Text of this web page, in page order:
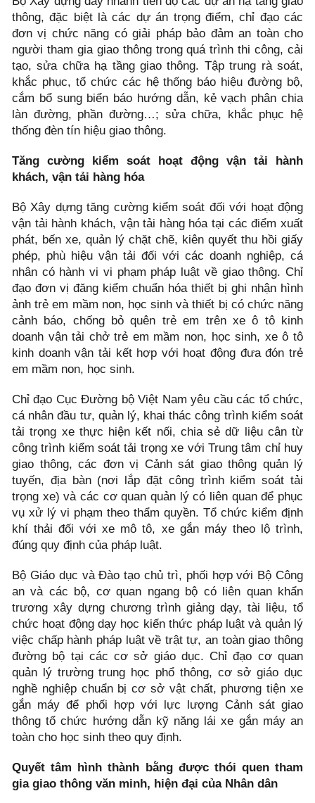
thông, đặc biệt là các dự án trọng điểm, chỉ đạo các
đơn vị chức năng có giải pháp bảo đảm an toàn cho
người tham gia giao thông trong quá trình thi công, cải
tạo, sửa chữa hạ tầng giao thông. Tập trung rà soát,
khắc phục, tổ chức các hệ thống báo hiệu đường bộ,
cắm bổ sung biển báo hướng dẫn, kẻ vạch phân chia
làn đường, phần đường…; sửa chữa, khắc phục hệ
thống đèn tín hiệu giao thông.
Tăng cường kiểm soát hoạt động vận tải hành
khách, vận tải hàng hóa
Bộ Xây dựng tăng cường kiểm soát đối với hoạt động
vận tải hành khách, vận tải hàng hóa tại các điểm xuất
phát, bến xe, quản lý chặt chẽ, kiên quyết thu hồi giấy
phép, phù hiệu vận tải đối với các doanh nghiệp, cá
nhân có hành vi vi phạm pháp luật về giao thông. Chỉ
đạo đơn vị đăng kiểm chuẩn hóa thiết bị ghi nhận hình
ảnh trẻ em mầm non, học sinh và thiết bị có chức năng
cảnh báo, chống bỏ quên trẻ em trên xe ô tô kinh
doanh vận tải chở trẻ em mầm non, học sinh, xe ô tô
kinh doanh vận tải kết hợp với hoạt động đưa đón trẻ
em mầm non, học sinh.
Chỉ đạo Cục Đường bộ Việt Nam yêu cầu các tổ chức,
cá nhân đầu tư, quản lý, khai thác công trình kiểm soát
tải trọng xe thực hiện kết nối, chia sẻ dữ liệu cân từ
công trình kiểm soát tải trọng xe với Trung tâm chỉ huy
giao thông, các đơn vị Cảnh sát giao thông quản lý
tuyến, địa bàn (nơi lắp đặt công trình kiểm soát tải
trọng xe) và các cơ quan quản lý có liên quan để phục
vụ xử lý vi phạm theo thẩm quyền. Tổ chức kiểm định
khí thải đối với xe mô tô, xe gắn máy theo lộ trình,
đúng quy định của pháp luật.
Bộ Giáo dục và Đào tạo chủ trì, phối hợp với Bộ Công
an và các bộ, cơ quan ngang bộ có liên quan khẩn
trương xây dựng chương trình giảng dạy, tài liệu, tổ
chức hoạt động dạy học kiến thức pháp luật và quản lý
việc chấp hành pháp luật về trật tự, an toàn giao thông
đường bộ tại các cơ sở giáo dục. Chỉ đạo cơ quan
quản lý trường trung học phổ thông, cơ sở giáo dục
nghề nghiệp chuẩn bị cơ sở vật chất, phương tiện xe
gắn máy để phối hợp với lực lượng Cảnh sát giao
thông tổ chức hướng dẫn kỹ năng lái xe gắn máy an
toàn cho học sinh theo quy định.
Quyết tâm hình thành bằng được thói quen tham
gia giao thông văn minh, hiện đại của Nhân dân